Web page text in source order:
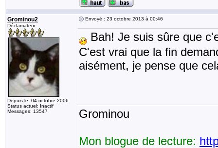
Grominou2
Déclamateur
Depuis le: 04 octobre 2006
Status actuel: Inactif
Messages: 13547
Envoyé : 23 octobre 2013 à 00:46
Bah! Je suis sûre que
C'est vrai que la fin
aisément, je pense que
Grominou
Mon blogue de lecture: